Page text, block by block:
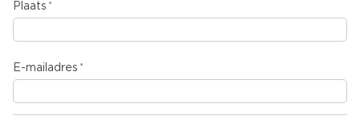
Plaats
E-mailadres